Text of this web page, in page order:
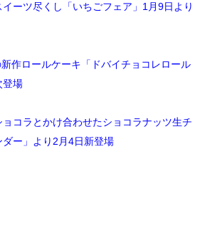
ーツ尽くし「いちごフェア」1月9日より
作ロールケーキ「ドバイチョコレロール
登場
コラとかけ合わせたショコラナッツ生チ
ー」より2月4日新登場